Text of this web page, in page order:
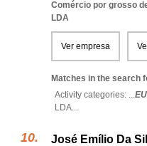
Comércio por grosso
LDA
Ver empresa
Matches in the search
Activity categories: ...
LDA...
José Emílio Da